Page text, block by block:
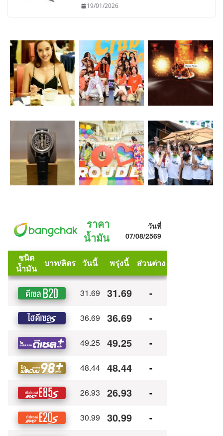
19/01/2026